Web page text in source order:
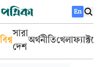
En
বিশ্ব
সারা
দেশ
অর্থনীতিখেলা